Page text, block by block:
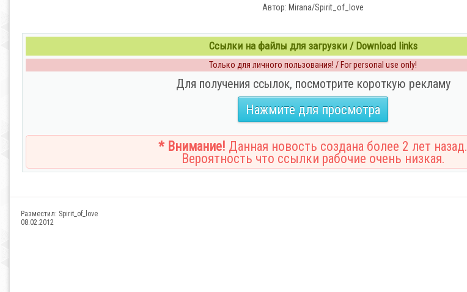
Автор: Mirana/Spirit_of_love
Ссылки на файлы для загрузки / Download links
Только для личного пользования! / For personal use only!
Для получения ссылок, посмотрите короткую рекламу
Нажмите для просмотра
* Внимание! Данная новость создана более 2 лет назад.
Вероятность что ссылки рабочие очень низкая.
Разместил: Spirit_of_love
08.02.2012